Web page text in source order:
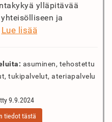
ylläpitävää
ja
Lue lisää
asuminen, tehostettu
tukipalvelut, ateriapalvelu
9.9.2024
tiedot tästä